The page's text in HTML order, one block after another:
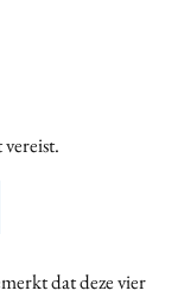
dat deze vier